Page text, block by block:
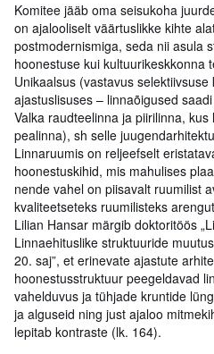
Komitee jääb oma seisukoha
on ajalooliselt väärtuslikke kihte
postmodernismiga, seda nii asula
hoonestuse kui kultuurikeskkonna
Unikaalsus (vastavus
ajastuslisuses – linnaõigused
Valka raudteelinna ja piirilinna,
pealinna), sh selle
Linnaruumis on reljeefselt
hoonestuskihid, mis mahulises
nende vahel on piisavalt ruumilist
kvaliteetseteks ruumilisteks
Lilian Hansar märgib doktoritöös
Linnaehituslike struktuuride
20. saj”, et erinevate ajastute
hoonestusstruktuur peegeldavad
vahelduvus ja tühjade kruntide
ja alguseid ning just ajaloo
lepitab kontraste (lk. 164).